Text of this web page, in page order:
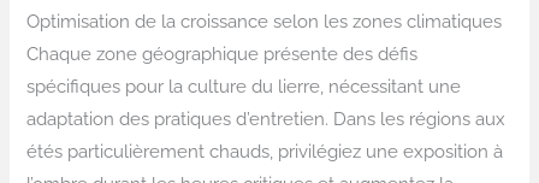
Optimisation de la croissance selon les zones climatiques
Chaque zone géographique présente des défis
spécifiques pour la culture du lierre, nécessitant une
adaptation des pratiques d’entretien. Dans les régions aux
étés particulièrement chauds, privilégiez une exposition à